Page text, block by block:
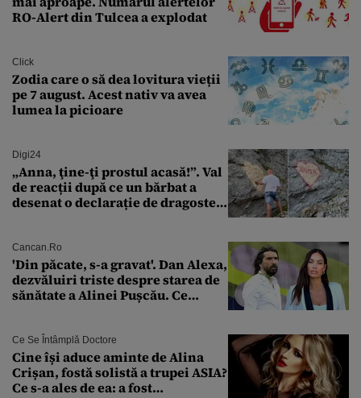
RO-Alert din Tulcea a explodat
Click
Zodia care o să dea lovitura vieții
pe 7 august. Acest nativ va avea
lumea la picioare
Digi24
„Anna, ţine-ţi prostul acasă!”. Val
de reacții după ce un bărbat a
desenat o declarație de dragoste
Cancan.ro
'Din păcate, s-a gravat'. Dan Alexa,
dezvăluiri triste despre starea de
sănătate a Alinei Pușcău. Ce
Ce Se Întâmplă Doctore
Cine își aduce aminte de Alina
Crișan, fostă solistă a trupei ASIA?
Ce s-a ales de ea: a fost